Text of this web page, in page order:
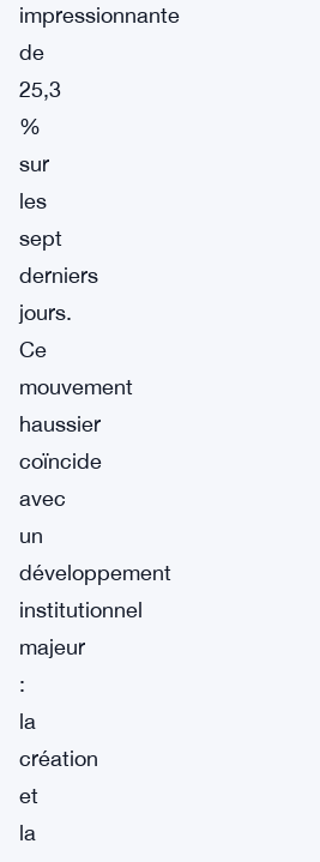
impressionnante
de
25,3
%
sur
les
sept
derniers
jours.
Ce
mouvement
haussier
coïncide
avec
un
développement
institutionnel
majeur
:
la
création
et
la